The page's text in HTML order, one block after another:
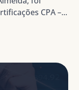
CPA –...